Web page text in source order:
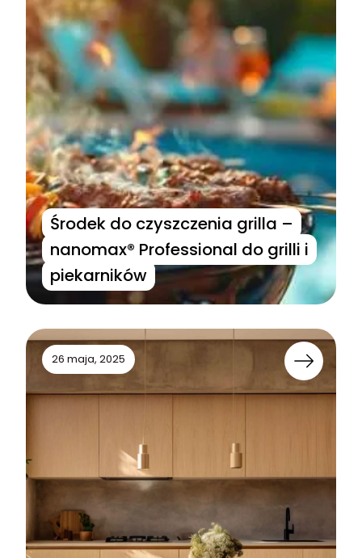
Środek do czyszczenia grilla –
nanomax® Professional do grilli i
piekarników
26 maja, 2025